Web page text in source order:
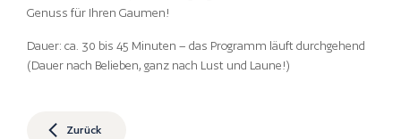
Genuss für Ihren Gaumen!
Dauer: ca. 30 bis 45 Minuten – das Programm läuft durchgehend
(Dauer nach Belieben, ganz nach Lust und Laune!)
Zurück